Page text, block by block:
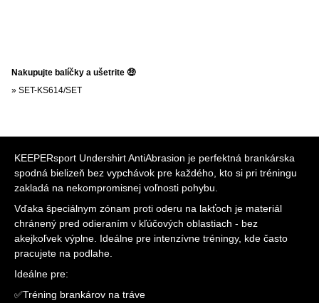
Nakupujte balíčky a ušetrite 🤑
» SET-KS614/SET
KEEPERsport Undershirt AntiAbrasion je perfektná brankárska
spodná bielizeň bez vypchávok pre každého, kto si pri tréningu
zakladá na nekompromisnej voľnosti pohybu.
Vďaka špeciálnym zónam proti oderu na lakťoch je materiál
chránený pred odieraním v kľúčových oblastiach - bez
akejkoľvek výplne. Ideálne pre intenzívne tréningy, kde často
pracujete na podlahe.
Ideálne pre:
✅Tréning brankárov na tráve